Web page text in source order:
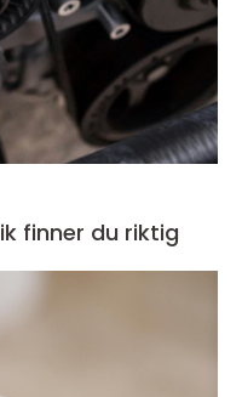
finner du riktig